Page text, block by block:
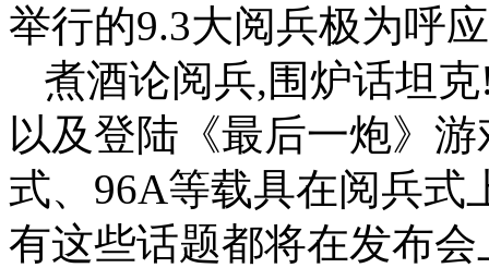
举行的9.3大阅兵极为呼
煮酒论阅兵,围炉话坦
以及登陆《最后一炮》
式、96A等载具在阅兵式
有这些话题都将在发布